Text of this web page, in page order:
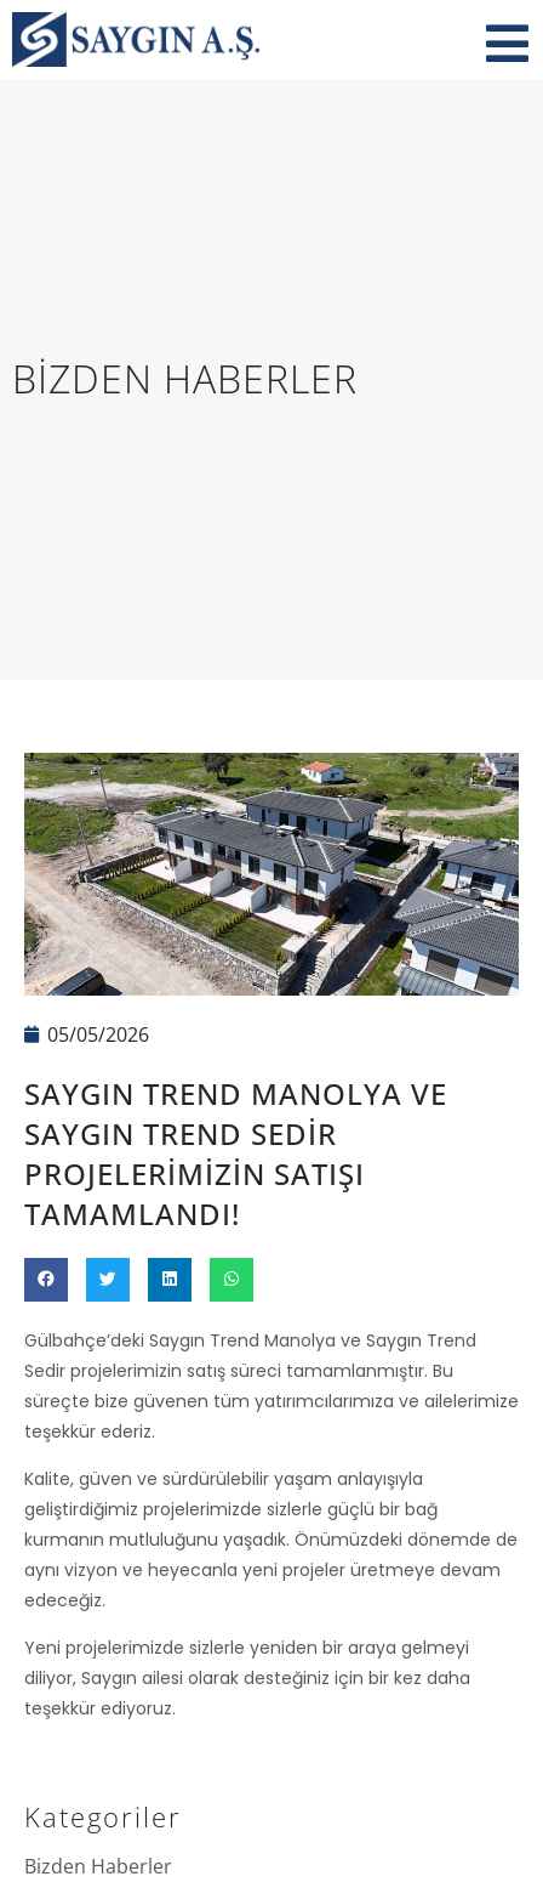
BIZDEN HABERLER
05/05/2026
SAYGIN TREND MANOLYA VE
SAYGIN TREND SEDIR
PROJELERIMIZIN SATIŞI
TAMAMLANDI!
Gülbahçe’deki Saygın Trend Manolya ve Saygın Trend
Sedir projelerimizin satış süreci tamamlanmıştır. Bu
süreçte bize güvenen tüm yatırımcılarımıza ve ailelerimize
teşekkür ederiz.
Kalite, güven ve sürdürülebilir yaşam anlayışıyla
geliştirdiğimiz projelerimizde sizlerle güçlü bir bağ
kurmanın mutluluğunu yaşadık. Önümüzdeki dönemde de
aynı vizyon ve heyecanla yeni projeler üretmeye devam
edeceğiz.
Yeni projelerimizde sizlerle yeniden bir araya gelmeyi
diliyor, Saygın ailesi olarak desteğiniz için bir kez daha
teşekkür ediyoruz.
Kategoriler
Bizden Haberler